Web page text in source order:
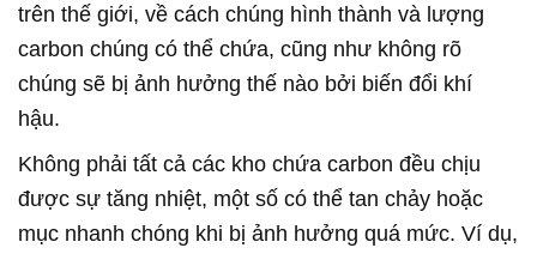
trên thế giới, về cách chúng hình thành và lượng
carbon chúng có thể chứa, cũng như không rõ
chúng sẽ bị ảnh hưởng thế nào bởi biến đổi khí
hậu.
Không phải tất cả các kho chứa carbon đều chịu
được sự tăng nhiệt, một số có thể tan chảy hoặc
mục nhanh chóng khi bị ảnh hưởng quá mức. Ví dụ,